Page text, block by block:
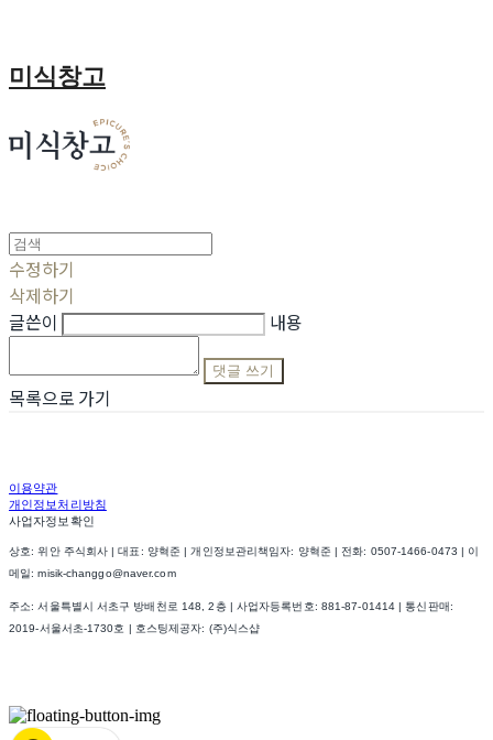
미식창고
수정하기
삭제하기
글쓴이
내용
댓글 쓰기
목록으로 가기
이용약관
개인정보처리방침
사업자정보확인
상호: 위안 주식회사 | 대표: 양혁준 | 개인정보관리책임자: 양혁준 | 전화: 0507-1466-0473 | 이
메일: misik-changgo@naver.com
주소: 서울특별시 서초구 방배천로 148, 2층 | 사업자등록번호: 881-87-01414 | 통신판매:
2019-서울서초-1730호
| 호스팅제공자: (주)식스샵